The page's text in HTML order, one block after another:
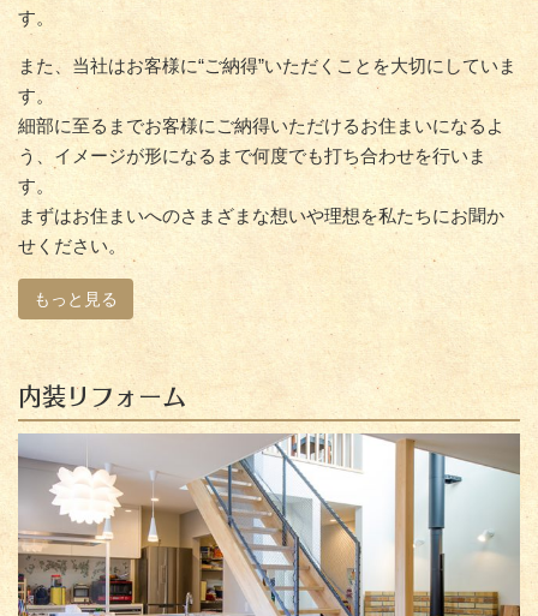
す。
また、当社はお客様に“ご納得”いただくことを大切にしていま
す。
細部に至るまでお客様にご納得いただけるお住まいになるよ
う、イメージが形になるまで何度でも打ち合わせを行いま
す。
まずはお住まいへのさまざまな想いや理想を私たちにお聞か
せください。
もっと見る
内装リフォーム